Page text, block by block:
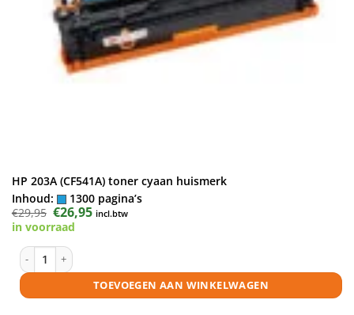
HP 203A (CF541A) toner cyaan huismerk
Inhoud:
1300 pagina’s
€29,95 Oorspronkelijke
prijs
was:
€26,95Huidige
prijs
incl.btw
in voorraad
HP 203A (CF541A) toner cyaan huismerk aantal
TOEVOEGEN AAN WINKELWAGEN